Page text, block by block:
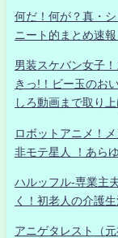
何だ！何が？真・
ニート的まとめ速
男装スケバン女子
きっ!！ビー玉のお
しろ動画まで取り
ロボットアニメ！
非モテ星人 ！あら
ハルッフル-専業主
く！初老人の介護
アニゲタレスト（